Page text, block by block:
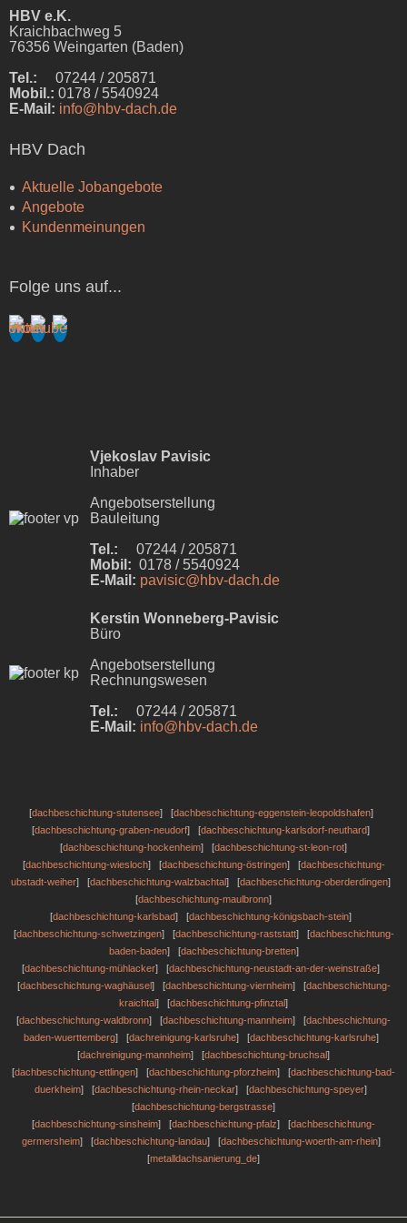
HBV e.K.
Kraichbachweg 5
76356 Weingarten (Baden)
Tel.: 07244 / 205871
Mobil.: 0178 / 5540924
E-Mail: info@hbv-dach.de
HBV Dach
Aktuelle Jobangebote
Angebote
Kundenmeinungen
Folge uns auf...
Vjekoslav Pavisic
Inhaber
Angebotserstellung
Bauleitung
Tel.: 07244 / 205871
Mobil: 0178 / 5540924
E-Mail: pavisic@hbv-dach.de
Kerstin Wonneberg-Pavisic
Büro
Angebotserstellung
Rechnungswesen
Tel.: 07244 / 205871
E-Mail: info@hbv-dach.de
[dachbeschichtung-stutensee] [dachbeschichtung-eggenstein-leopoldshafen]
[dachbeschichtung-graben-neudorf] [dachbeschichtung-karlsdorf-neuthard]
[dachbeschichtung-hockenheim] [dachbeschichtung-st-leon-rot]
[dachbeschichtung-wiesloch] [dachbeschichtung-östringen] [dachbeschichtung-
ubstadt-weiher] [dachbeschichtung-walzbachtal] [dachbeschichtung-oberderdingen]
[dachbeschichtung-maulbronn]
[dachbeschichtung-karlsbad] [dachbeschichtung-königsbach-stein]
[dachbeschichtung-schwetzingen] [dachbeschichtung-raststatt] [dachbeschichtung-
baden-baden] [dachbeschichtung-bretten]
[dachbeschichtung-mühlacker] [dachbeschichtung-neustadt-an-der-weinstraße]
[dachbeschichtung-waghäusel] [dachbeschichtung-viernheim] [dachbeschichtung-
kraichtal] [dachbeschichtung-pfinztal]
[dachbeschichtung-waldbronn] [dachbeschichtung-mannheim] [dachbeschichtung-
baden-wuerttemberg] [dachreinigung-karlsruhe] [dachbeschichtung-karlsruhe]
[dachreinigung-mannheim] [dachbeschichtung-bruchsal]
[dachbeschichtung-ettlingen] [dachbeschichtung-pforzheim] [dachbeschichtung-bad-
duerkheim] [dachbeschichtung-rhein-neckar] [dachbeschichtung-speyer]
[dachbeschichtung-bergstrasse]
[dachbeschichtung-sinsheim] [dachbeschichtung-pfalz] [dachbeschichtung-
germersheim] [dachbeschichtung-landau] [dachbeschichtung-woerth-am-rhein]
[metalldachsanierung_de]